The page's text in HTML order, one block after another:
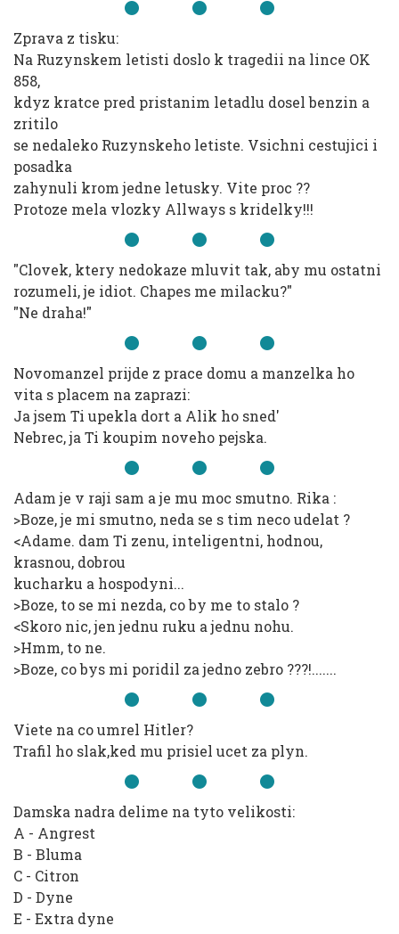
Zprava z tisku:
Na Ruzynskem letisti doslo k tragedii na lince OK
858,
kdyz kratce pred pristanim letadlu dosel benzin a
zritilo
se nedaleko Ruzynskeho letiste. Vsichni cestujici i
posadka
zahynuli krom jedne letusky. Vite proc ??
Protoze mela vlozky Allways s kridelky!!!
"Clovek, ktery nedokaze mluvit tak, aby mu ostatni
rozumeli, je idiot. Chapes me milacku?"
"Ne draha!"
Novomanzel prijde z prace domu a manzelka ho
vita s placem na zaprazi:
Ja jsem Ti upekla dort a Alik ho sned'
Nebrec, ja Ti koupim noveho pejska.
Adam je v raji sam a je mu moc smutno. Rika :
>Boze, je mi smutno, neda se s tim neco udelat ?
<Adame. dam Ti zenu, inteligentni, hodnou,
krasnou, dobrou
kucharku a hospodyni...
>Boze, to se mi nezda, co by me to stalo ?
<Skoro nic, jen jednu ruku a jednu nohu.
>Hmm, to ne.
>Boze, co bys mi poridil za jedno zebro ???!.......
Viete na co umrel Hitler?
Trafil ho slak,ked mu prisiel ucet za plyn.
Damska nadra delime na tyto velikosti:
A - Angrest
B - Bluma
C - Citron
D - Dyne
E - Extra dyne